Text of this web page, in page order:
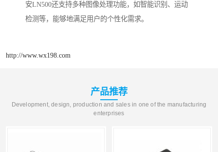
安LN500还支持多种图像处理功能，如智能识别、运动
检测等，能够地满足用户的个性化需求。
http://www.wx198.com
产品推荐
Development, design, production and sales in one of the manufacturing
enterprises